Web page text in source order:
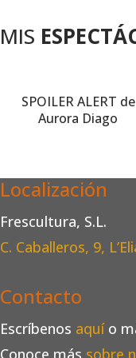
MIS
SPOILER ALERT de
Aurora Diago
Localización
Frescultura, S.L.
C. Caballeros, 9,
Contacto
Escríbenos aquío
Conoce más sobre